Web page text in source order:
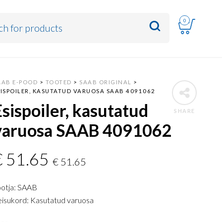
0
SHARE
E-POOD > TOOTED > SAAB ORIGINAL
>
KASUTATUD VARUOSA SAAB 4091062
kasutatud
SAAB 4091062
51.65 €51.65
SAAB
Kasutatud varuosa